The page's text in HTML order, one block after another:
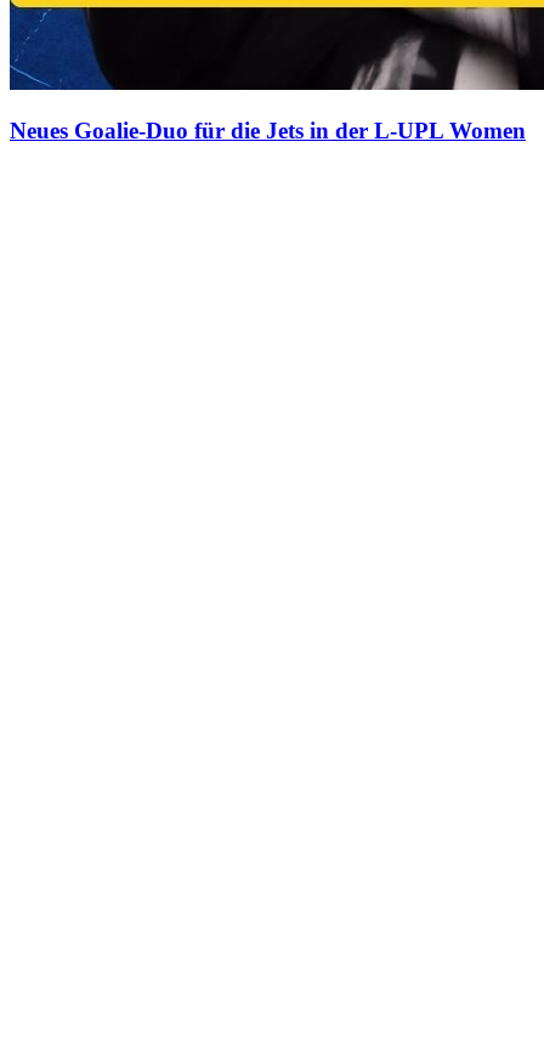
Neues Goalie-Duo für die Jets in der L-UPL Women